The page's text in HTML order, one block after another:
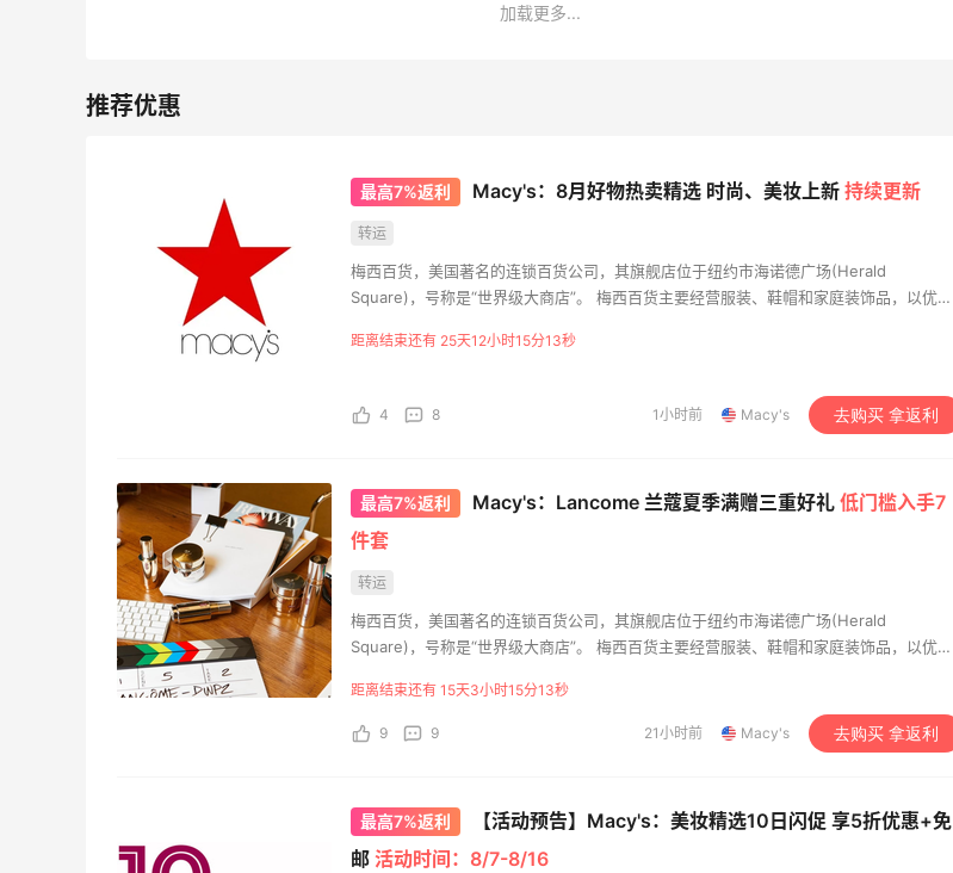
加载更多...
最高7%返利 Macy's：8月好物热卖精选 时尚、美妆上新 持续更新
转运
梅西百货，美国著名的连锁百货公司，其旗舰店位于纽约市海诺德广场(Herald
Square)，号称是“世界级大商店”。 梅西百货主要经营服装、鞋帽和家庭装饰品，以优质
距离结束还有 25天12小时15分11秒
4 8 1小时前 Macy's 去购买 拿返利
最高7%返利 Macy's：Lancome 兰蔻夏季满赠三重好礼 低门槛入手7
件套
转运
梅西百货，美国著名的连锁百货公司，其旗舰店位于纽约市海诺德广场(Herald
Square)，号称是“世界级大商店”。 梅西百货主要经营服装、鞋帽和家庭装饰品，以优质
距离结束还有 15天3小时15分11秒
9 9 21小时前 Macy's 去购买 拿返利
最高7%返利
【活动预告】Macy's：美妆精选10日闪促 享5折优惠+免
邮 活动时间：8/7-8/16
08月05日
【黑五海淘攻略】Bobbi Brown黑五
2026海淘折扣预测！
黑瓶
08月05日
兰蔻粉金管新色212哪个网站可以海淘？
在线等！
08月05日
2.91元
吃到了干煸炒面，好吃诶